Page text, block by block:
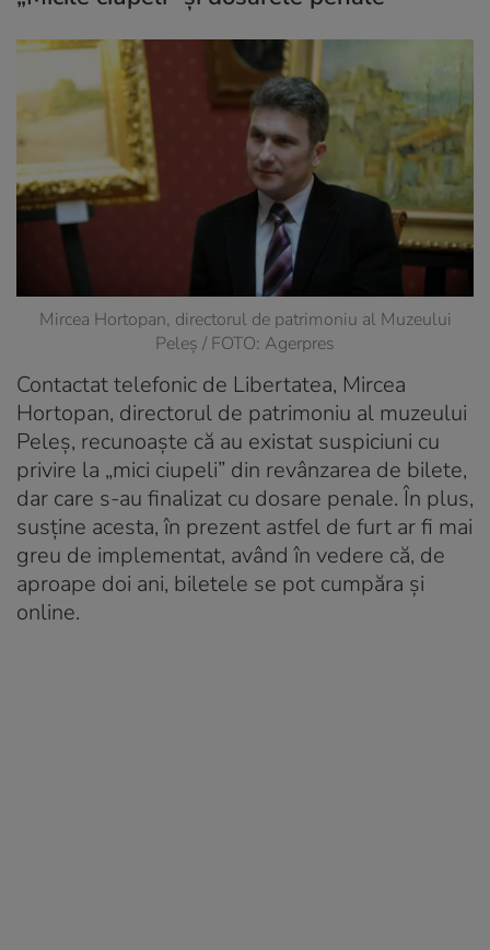
Mircea Hortopan, directorul de patrimoniu al Muzeului
Peleș / FOTO: Agerpres
Contactat telefonic de Libertatea, Mircea
Hortopan, directorul de patrimoniu al muzeului
Peleș, recunoaște că au existat suspiciuni cu
privire la „mici ciupeli” din revânzarea de bilete,
dar care s-au finalizat cu dosare penale. În plus,
susține acesta, în prezent astfel de furt ar fi mai
greu de implementat, având în vedere că, de
aproape doi ani, biletele se pot cumpăra și
online.